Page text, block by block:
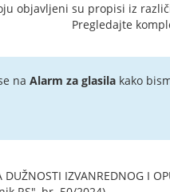
objavljeni su propisi iz
Pregledajte
na Alarm za glasilakako
DUŽNOSTI IZVANREDNOG I